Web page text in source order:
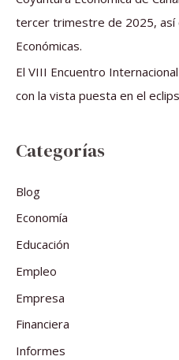
tercer trimestre de 2025, así
Económicas.
El VIII Encuentro
con la vista puesta en el
Categorías
Blog
Economía
Educación
Empleo
Empresa
Financiera
Informes